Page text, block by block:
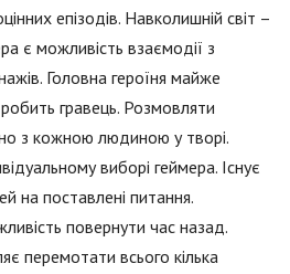
епізодів. Навколишній світ –
є можливість взаємодії з
Головна героїня майже
гравець. Розмовляти
з кожною людиною у творі.
виборі геймера. Існує
на поставлені питання.
повернути час назад.
перемотати всього кілька